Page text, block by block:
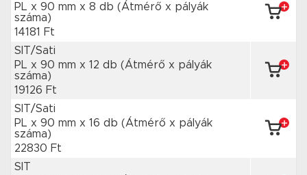
PL x 90 mm x 8 db (Átmérő x pályák
száma)
14181 Ft
SIT/Sati
PL x 90 mm x 12 db (Átmérő x pályák
száma)
19126 Ft
SIT/Sati
PL x 90 mm x 16 db (Átmérő x pályák
száma)
22830 Ft
SIT